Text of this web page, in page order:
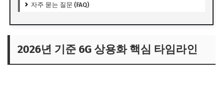
자주 묻는 질문 (FAQ)
2026년 기준 6G 상용화 핵심 타임라인